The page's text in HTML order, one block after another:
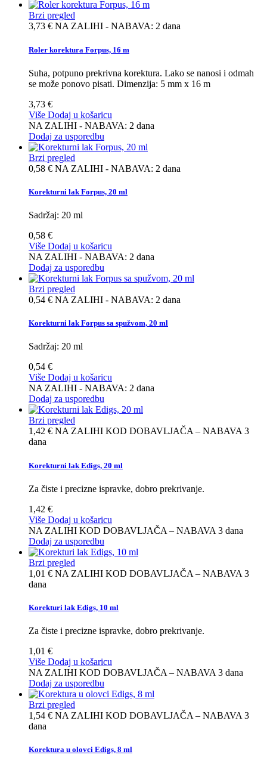
Brzi pregled
3,73 € NA ZALIHI - NABAVA: 2 dana
Roler korektura Forpus, 16 m
Suha, potpuno prekrivna korektura. Lako se nanosi i odmah
se može ponovo pisati. Dimenzija: 5 mm x 16 m
3,73 €
Više Dodaj u košaricu
NA ZALIHI - NABAVA: 2 dana
Dodaj za usporedbu
Brzi pregled
0,58 € NA ZALIHI - NABAVA: 2 dana
Korekturni lak Forpus, 20 ml
Sadržaj: 20 ml
0,58 €
Više Dodaj u košaricu
NA ZALIHI - NABAVA: 2 dana
Dodaj za usporedbu
Brzi pregled
0,54 € NA ZALIHI - NABAVA: 2 dana
Korekturni lak Forpus sa spužvom, 20 ml
Sadržaj: 20 ml
0,54 €
Više Dodaj u košaricu
NA ZALIHI - NABAVA: 2 dana
Dodaj za usporedbu
Brzi pregled
1,42 € NA ZALIHI KOD DOBAVLJAČA – NABAVA 3
dana
Korekturni lak Edigs, 20 ml
Za čiste i precizne ispravke, dobro prekrivanje.
1,42 €
Više Dodaj u košaricu
NA ZALIHI KOD DOBAVLJAČA – NABAVA 3 dana
Dodaj za usporedbu
Brzi pregled
1,01 € NA ZALIHI KOD DOBAVLJAČA – NABAVA 3
dana
Korekturi lak Edigs, 10 ml
Za čiste i precizne ispravke, dobro prekrivanje.
1,01 €
Više Dodaj u košaricu
NA ZALIHI KOD DOBAVLJAČA – NABAVA 3 dana
Dodaj za usporedbu
Brzi pregled
1,54 € NA ZALIHI KOD DOBAVLJAČA – NABAVA 3
dana
Korektura u olovci Edigs, 8 ml